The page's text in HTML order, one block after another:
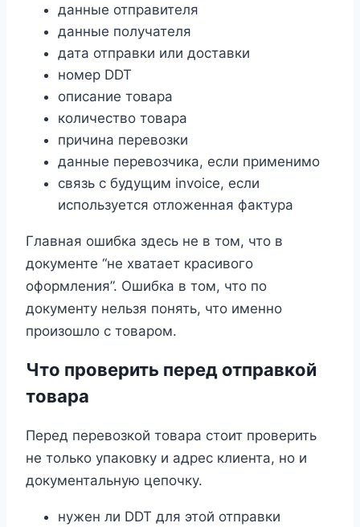
данные отправителя
данные получателя
дата отправки или доставки
номер DDT
описание товара
количество товара
причина перевозки
данные перевозчика, если применимо
связь с будущим invoice, если
используется отложенная фактура
Главная ошибка здесь не в том, что в
документе “не хватает красивого
оформления”. Ошибка в том, что по
документу нельзя понять, что именно
произошло с товаром.
Что проверить перед отправкой
товара
Перед перевозкой товара стоит проверить
не только упаковку и адрес клиента, но и
документальную цепочку.
нужен ли DDT для этой отправки